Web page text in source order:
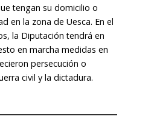
tengan su domicilio o
en la zona de Uesca. En el
la Diputación tendrá en
en marcha medidas en
persecución o
civil y la dictadura.